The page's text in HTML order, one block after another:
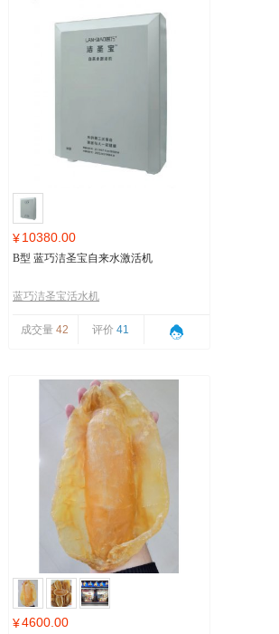
¥10380.00
B型 蓝巧洁圣宝自来水激活机
蓝巧洁圣宝活水机
成交量42 评价41
¥4600.00